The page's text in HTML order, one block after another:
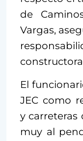
de
Vargas,
El
JEC como
y carreteras
muy al